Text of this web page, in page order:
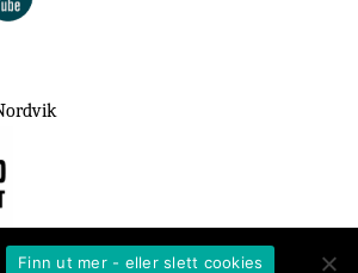
Finn ut mer - eller slett cookies